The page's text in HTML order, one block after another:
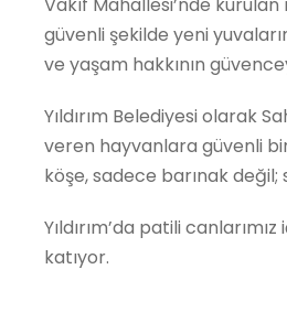
güvenli şekilde yeni
ve yaşam hakkının
Yıldırım Belediyesi olarak
veren hayvanlara güvenli
köşe, sadece barınak
Yıldırım’da patili
katıyor.